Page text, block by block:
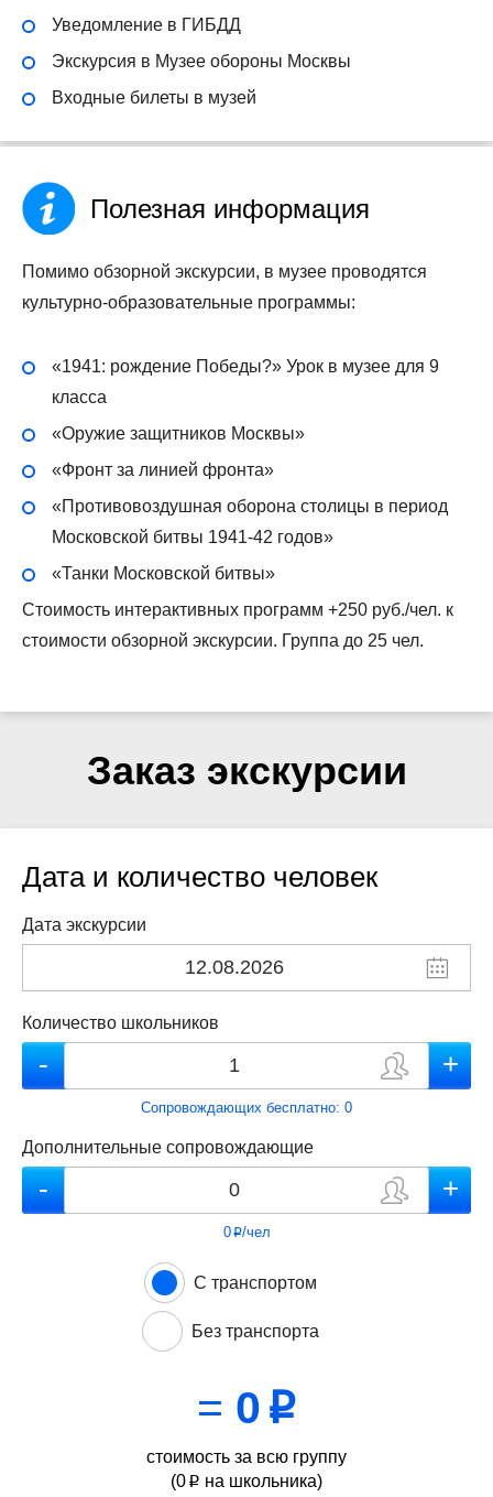
Уведомление в ГИБДД
Экскурсия в Музее обороны Москвы
Входные билеты в музей
Полезная информация
Помимо обзорной экскурсии, в музее проводятся
культурно-образовательные программы:
«1941: рождение Победы?» Урок в музее для 9
класса
«Оружие защитников Москвы»
«Фронт за линией фронта»
«Противовоздушная оборона столицы в период
Московской битвы 1941-42 годов»
«Танки Московской битвы»
Стоимость интерактивных программ +250 руб./чел. к
стоимости обзорной экскурсии. Группа до 25 чел.
Заказ экскурсии
Дата и количество человек
Дата экскурсии
Количество школьников
Сопровождающих бесплатно: 0
Дополнительные сопровождающие
0p/чел
С транспортом
Без транспорта
= 0 p
стоимость за всю группу
(0 p на школьника)